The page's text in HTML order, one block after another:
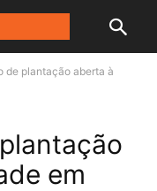
de plantação aberta à
em